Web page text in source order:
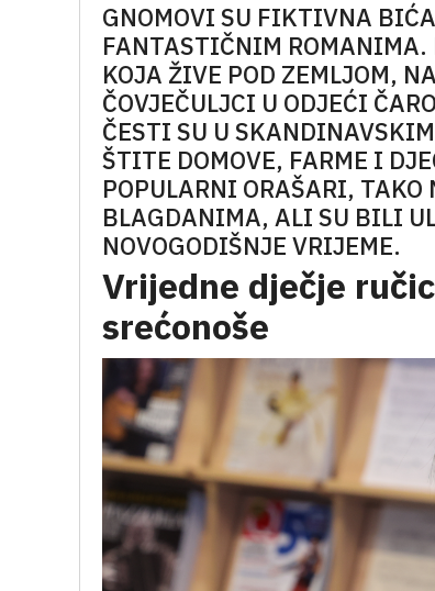
GNOMOVI SU FIKTIVNA
FANTASTIČNIM ROMANIMA.
KOJA ŽIVE POD ZEMLJOM,
ČOVJEČULJCI U ODJEĆI
ČESTI SU U
ŠTITE DOMOVE, FARME I
POPULARNI ORAŠARI,
BLAGDANIMA, ALI SU BILI
NOVOGODIŠNJE VRIJEME.
Vrijedne dječje
srećonoše